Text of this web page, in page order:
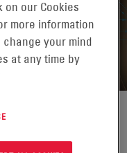
our Cookies
more information
your mind
at any time by